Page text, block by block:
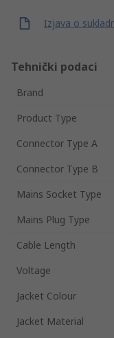
Izjava o
Tehnički podaci
Brand
Product Type
Connector Type A
Connector Type B
Mains Socket Type
Mains Plug Type
Cable Length
Voltage
Jacket Colour
Jacket Material